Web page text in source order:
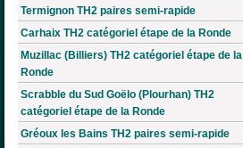
Termignon TH2 paires semi-rapide
Carhaix TH2 catégoriel étape de la Ronde
Muzillac (Billiers) TH2 catégoriel étape de la
Ronde
Scrabble du Sud Goëlo (Plourhan) TH2
catégoriel étape de la Ronde
Gréoux les Bains TH2 paires semi-rapide